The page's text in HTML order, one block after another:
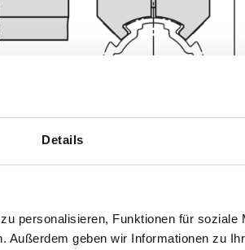
Details
personalisieren, Funktionen für soziale
Außerdem geben wir Informationen zu